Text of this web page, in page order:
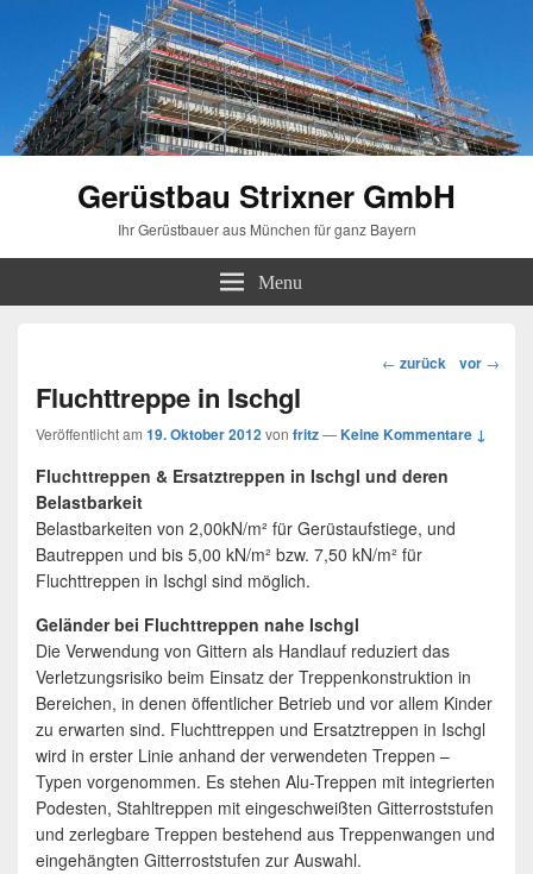
Gerüstbau Strixner GmbH
Ihr Gerüstbauer aus München für ganz Bayern
Menu
Beitragsnavigation
← zurück vor →
Fluchttreppe in Ischgl
Veröffentlicht am 19. Oktober 2012von fritz—Keine Kommentare ↓
Fluchttreppen & Ersatztreppen in Ischgl und deren
Belastbarkeit
Belastbarkeiten von 2,00kN/m² für Gerüstaufstiege, und
Bautreppen und bis 5,00 kN/m² bzw. 7,50 kN/m² für
Fluchttreppen in Ischgl sind möglich.
Geländer bei Fluchttreppen nahe Ischgl
Die Verwendung von Gittern als Handlauf reduziert das
Verletzungsrisiko beim Einsatz der Treppenkonstruktion in
Bereichen, in denen öffentlicher Betrieb und vor allem Kinder
zu erwarten sind. Fluchttreppen und Ersatztreppen in Ischgl
wird in erster Linie anhand der verwendeten Treppen –
Typen vorgenommen. Es stehen Alu-Treppen mit integrierten
Podesten, Stahltreppen mit eingeschweißten Gitterroststufen
und zerlegbare Treppen bestehend aus Treppenwangen und
eingehängten Gitterroststufen zur Auswahl.